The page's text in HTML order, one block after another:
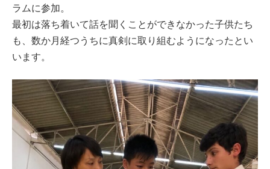
ラムに参加。
最初は落ち着いて話を聞くことができなかった子供たち
も、数か月経つうちに真剣に取り組むようになったとい
います。